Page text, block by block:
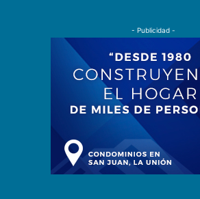
- Publicidad -